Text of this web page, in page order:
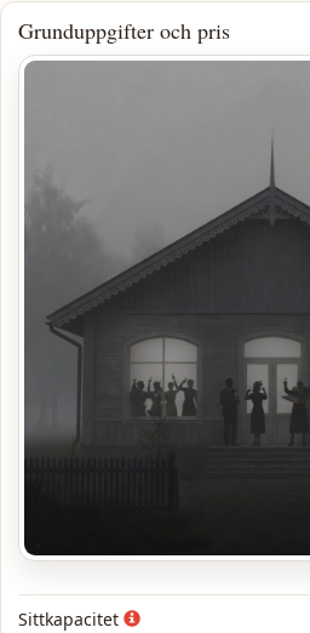
Grunduppgifter och pris
Sittkapacitet